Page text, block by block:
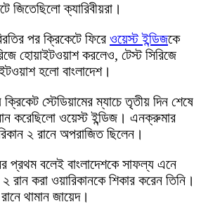
জিতেছিলো ক্যারিবীয়রা।
পর ক্রিকেটে ফিরে ওয়েস্ট ইন্ডিজকে
হোয়াইটওয়াশ করলেও, টেস্ট সিরিজে
হলো বাংলাদেশ।
ক্রিকেট স্টেডিয়ামের ম্যাচে তৃতীয় দিন শেষে
করেছিলো ওয়েস্ট ইন্ডিজ। এনক্রুমার
২ রানে অপরাজিত ছিলেন।
প্রথম বলেই বাংলাদেশকে সাফল্য এনে
করা ওয়ারিকানকে শিকার করেন তিনি।
থামান জায়েদ।